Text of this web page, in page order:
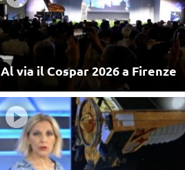
Al via il Cospar 2026 a Firenze